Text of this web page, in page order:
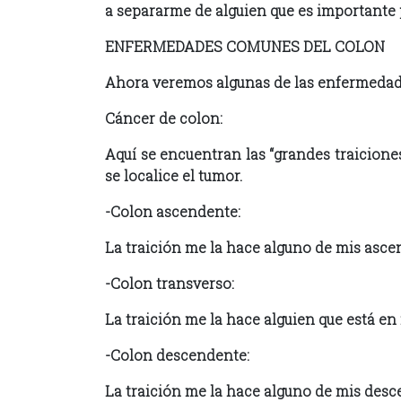
a separarme de alguien que es importante
ENFERMEDADES COMUNES DEL COLON
Ahora veremos algunas de las
Cáncer de colon:
Aquí se encuentran las “grandes
se localice el tumor.
-Colon ascendente:
La traición me la hace alguno de mis
-Colon transverso:
La traición me la hace alguien que está
-Colon descendente:
La traición me la hace alguno de mis